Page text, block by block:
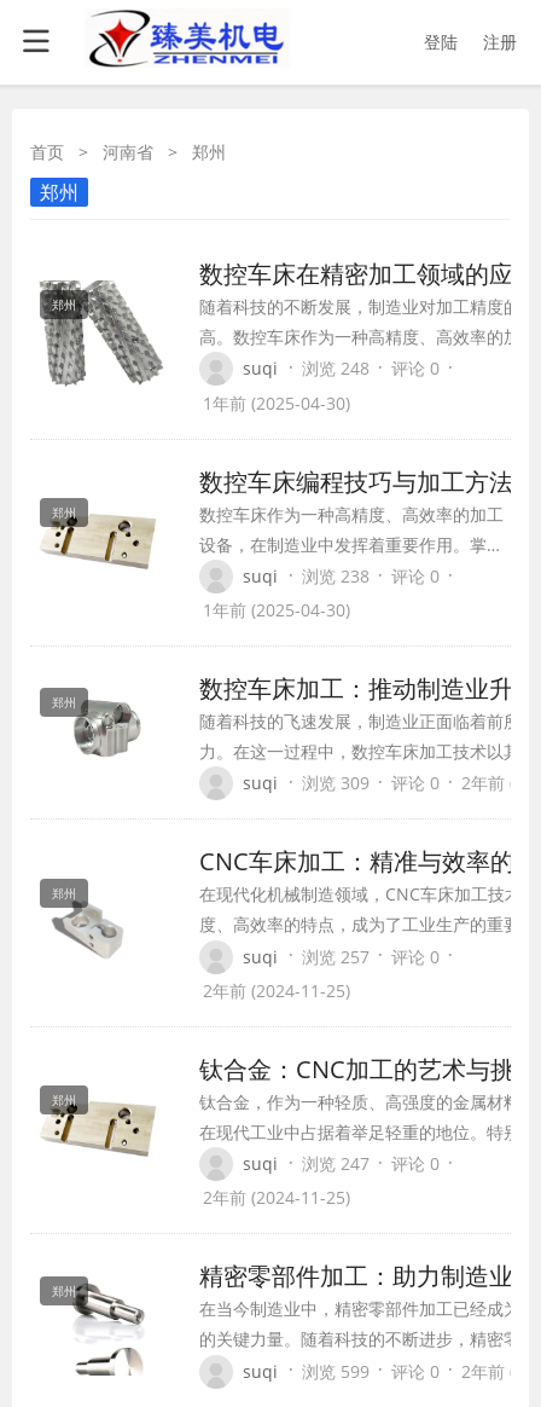
登陆 注册
首页 > 河南省 > 郑州
郑州
郑州
数控车床在精密加工领域的应
随着科技的不断发展，制造业对加工精度的
高。数控车床作为一种高精度、高效率的加
精密加工领域发挥着重要作用。本文将介绍
精密加工领域的应用及优势。
suqi · 浏览 248 · 评论 0 ·
1年前 (2025-04-30)
郑州
数控车床编程技巧与加工方法
数控车床作为一种高精度、高效率的加工
设备，在制造业中发挥着重要作用。掌握
数控车床编程技巧和加工方法，可以提高
加工效率和加工质量。本文将介绍数控车
suqi · 浏览 238 · 评论 0 ·
1年前 (2025-04-30)
郑州 数控车床加工：推动制造业升
随着科技的飞速发展，制造业正面临着前所
力。在这一过程中，数控车床加工技术以其
的特点，成为了推动制造业升级的关键力量。
suqi · 浏览 309 · 评论 0 · 2年前
郑州
CNC车床加工：精准与效率的
在现代化机械制造领域，CNC车床加工技术
度、高效率的特点，成为了工业生产的重要
一种先进的自动化加工方式，CNC车床不仅
类复杂零件的加工需求，还能大幅提高生产
suqi · 浏览 257 · 评论 0 ·
2年前 (2024-11-25)
郑州
钛合金：CNC加工的艺术与挑战
钛合金，作为一种轻质、高强度的金属材料，
在现代工业中占据着举足轻重的地位。特别是
在航空航天、医疗器械、汽车制造等领域，钛
合金的应用日益广泛。CNC（计算机数控）加
suqi · 浏览 247 · 评论 0 ·
2年前 (2024-11-25)
郑州 精密零部件加工：助力制造业
在当今制造业中，精密零部件加工已经成为
的关键力量。随着科技的不断进步，精密零
用越来越广泛，对加工精度和质量的要求也
suqi · 浏览 599 · 评论 0 · 2年前